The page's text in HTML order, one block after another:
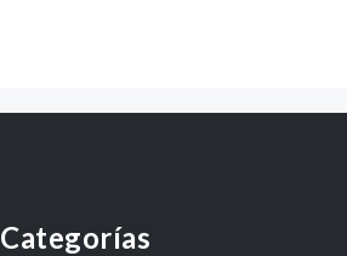
Categorías